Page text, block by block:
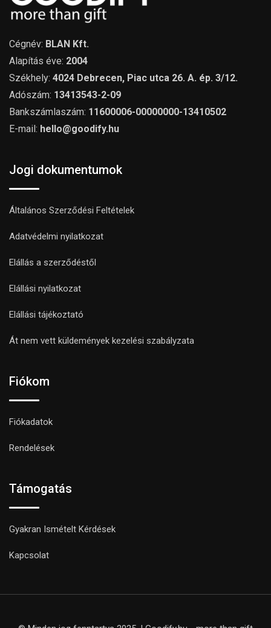
Cégnév: BLAN Kft.
Alapítás éve: 2004
Székhely: 4024 Debrecen, Piac utca 26. A. ép. 3/12.
Adószám: 13413543-2-09
Bankszámlaszám: 11600006-00000000-13410502
E-mail: hello@goodify.hu
Jogi dokumentumok
Általános Szerződési Feltételek
Adatvédelmi nyilatkozat
Elállás a szerződéstől
Elállási nyilatkozat
Elállási tájékoztató
Át nem vett küldemények kezelési szabályzata
Fiókom
Fiókadatok
Rendelések
Támogatás
Gyakran Ismételt Kérdések
Kapcsolat